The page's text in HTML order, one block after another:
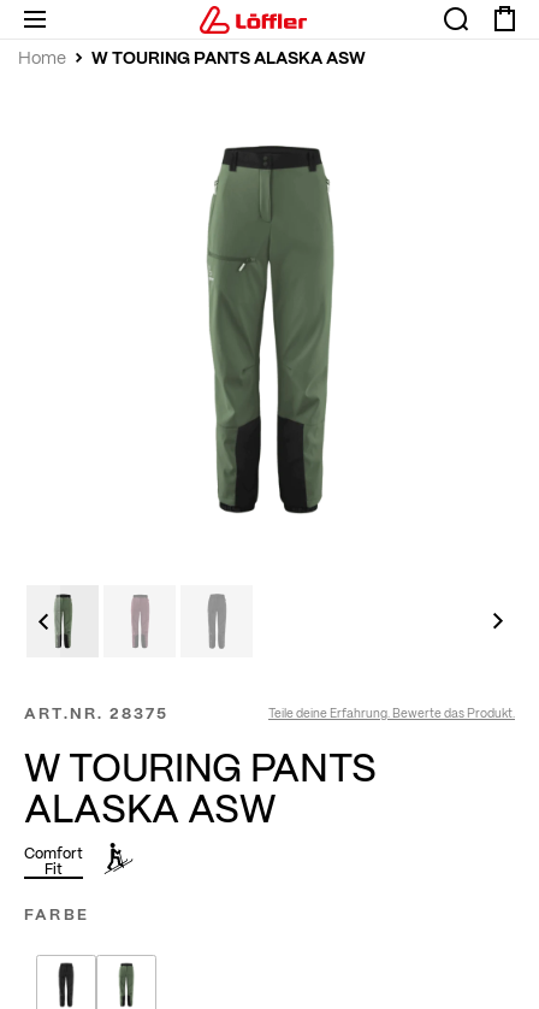
Home W TOURING PANTS ALASKA ASW
ART.NR. 28375 Teile deine Erfahrung. Bewerte das Produkt.
W TOURING PANTS
ALASKA ASW
Comfort
Fit
FARBE